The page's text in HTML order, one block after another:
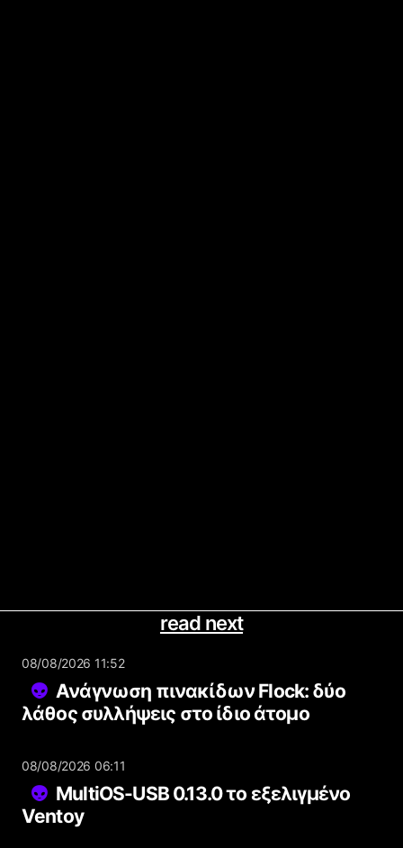
read next
08/08/2026 11:52
Ανάγνωση πινακίδων Flock: δύο
λάθος συλλήψεις στο ίδιο άτομο
08/08/2026 06:11
MultiOS-USB 0.13.0 το εξελιγμένο
Ventoy